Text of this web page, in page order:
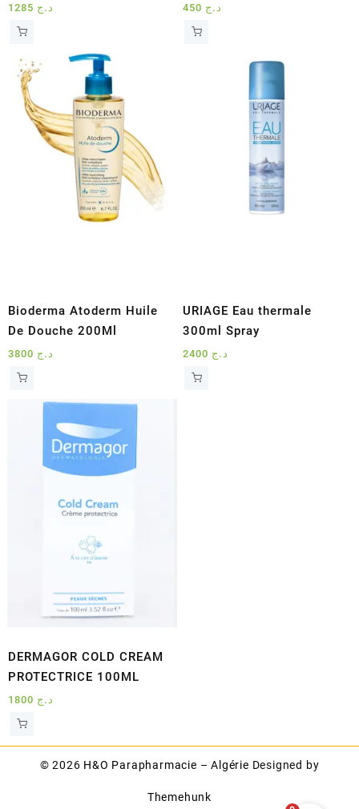
د.ج د.ج
Bioderma Atoderm Huile
De Douche 200Ml
د.ج
URIAGE Eau thermale
300ml Spray
د.ج
DERMAGOR COLD CREAM
PROTECTRICE 100ML
د.ج
© 2026 H&O Parapharmacie – Algérie Designed by
Themehunk